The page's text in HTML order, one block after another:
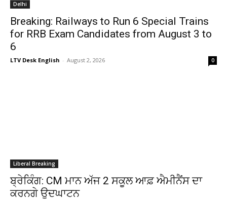
Delhi
Breaking: Railways to Run 6 Special Trains
for RRB Exam Candidates from August 3 to
6
LTV Desk English - August 2, 2026 0
Liberal Breaking
ਬ੍ਰੇਕਿੰਗ: CM ਮਾਨ ਅੱਜ 2 ਸਕੂਲ ਆਫ਼ ਐਮੀਨੈਂਸ ਦਾ
ਕਰਨਗੇ ਉਦਘਾਟਨ